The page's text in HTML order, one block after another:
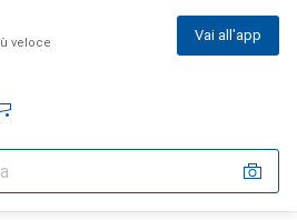
veloce Vai all'app